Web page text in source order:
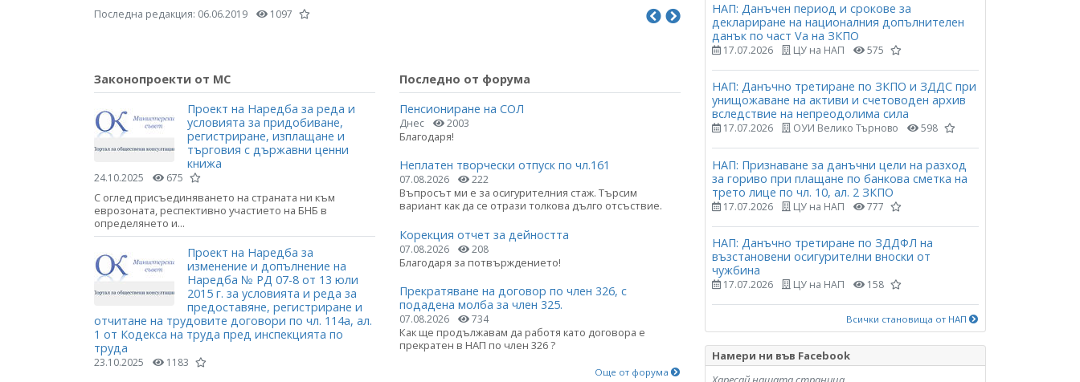
Последна редакция: 06.06.2019 1097
Законопроекти от МС
Проект на Наредба за реда и
условията за придобиване,
регистриране, изплащане и
търговия с държавни ценни
книжа
24.10.2025 675
С оглед присъединяването на страната ни към
еврозоната, респективно участието на БНБ в
определянето и...
Проект на Наредба за
изменение и допълнение на
Наредба № РД 07-8 от 13 юли
2015 г. за условията и реда за
предоставяне, регистриране и
отчитане на трудовите договори по чл. 114а, ал.
1 от Кодекса на труда пред инспекцията по
труда
23.10.2025 1183
Последно от форума
Пенсиониране на СОЛ
Днес 2003
Благодаря!
Неплатен творчески отпуск по чл.161
07.08.2026 222
Въпросът ми е за осигурителния стаж. Търсим
вариант как да се отрази толкова дълго отсъствие.
Корекция отчет за дейността
07.08.2026 208
Благодаря за потвърждението!
Прекратяване на договор по член 326, с
подадена молба за член 325.
07.08.2026 734
Как ще продължавам да работя като договора е
прекратен в НАП по член 326 ?
Още от форума
НАП: Данъчен период и срокове за
деклариране на националния допълнителен
данък по част Vа на ЗКПО
17.07.2026 ЦУ на НАП 575
НАП: Данъчно третиране по ЗКПО и ЗДДС при
унищожаване на активи и счетоводен архив
вследствие на непреодолима сила
17.07.2026 ОУИ Велико Търново 598
НАП: Признаване за данъчни цели на разход
за гориво при плащане по банкова сметка на
трето лице по чл. 10, ал. 2 ЗКПО
17.07.2026 ЦУ на НАП 777
НАП: Данъчно третиране по ЗДДФЛ на
възстановени осигурителни вноски от
чужбина
17.07.2026 ЦУ на НАП 158
Всички становища от НАП
Намери ни във Facebook